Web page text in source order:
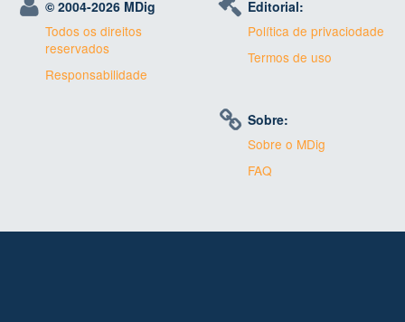
© 2004-2026 MDig
Todos os direitos
reservados
Responsabilidade
Editorial:
Política de privaciodade
Termos de uso
Sobre:
Sobre o MDig
FAQ